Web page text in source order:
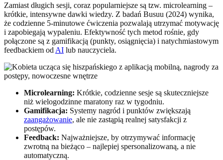
Zamiast długich sesji, coraz popularniejsze są tzw. microlearning –
krótkie, intensywne dawki wiedzy. Z badań Busuu (2024) wynika,
że codzienne 5-minutowe ćwiczenia pozwalają utrzymać motywację
i zapobiegają wypaleniu. Efektywność tych metod rośnie, gdy
połączone są z gamifikacją (punkty, osiągnięcia) i natychmiastowym
feedbackiem od AI lub nauczyciela.
Microlearning: Krótkie, codzienne sesje są skuteczniejsze
niż wielogodzinne maratony raz w tygodniu.
Gamifikacja: Systemy nagród i punktów zwiększają
zaangażowanie, ale nie zastąpią realnej satysfakcji z
postępów.
Feedback: Najważniejsze, by otrzymywać informację
zwrotną na bieżąco – najlepiej spersonalizowaną, a nie
automatyczną.